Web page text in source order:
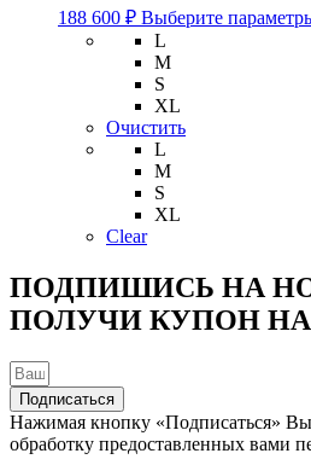
188 600 ₽ Выберите
L
M
S
XL
Очистить
L
M
S
XL
Clear
ПОДПИШИСЬ НА
ПОЛУЧИ КУПОН НА
Подписаться
Нажимая кнопку «Подписаться» Вы
обработку предоставленных вами